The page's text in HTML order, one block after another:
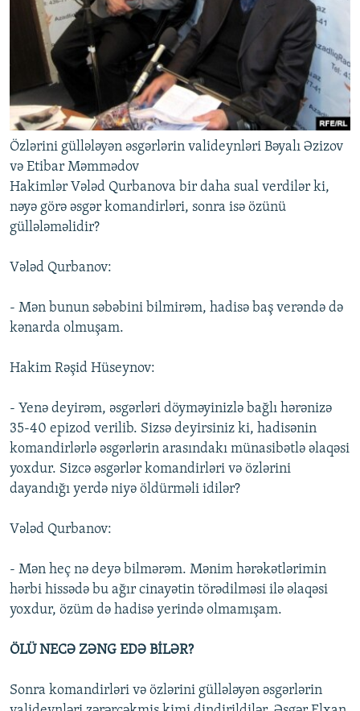
Özlərini güllələyən əsgərlərin valideynləri Bəyalı Əzizov
və Etibar Məmmədov
Hakimlər Vələd Qurbanova bir daha sual verdilər ki,
nəyə görə əsgər komandirləri, sonra isə özünü
güllələməlidir?
Vələd Qurbanov:
- Mən bunun səbəbini bilmirəm, hadisə baş verəndə də
kənarda olmuşam.
Hakim Rəşid Hüseynov:
- Yenə deyirəm, əsgərləri döyməyinizlə bağlı hərənizə
35-40 epizod verilib. Sizsə deyirsiniz ki, hadisənin
komandirlərlə əsgərlərin arasındakı münasibətlə əlaqəsi
yoxdur. Sizcə əsgərlər komandirləri və özlərini
dayandığı yerdə niyə öldürməli idilər?
Vələd Qurbanov:
- Mən heç nə deyə bilmərəm. Mənim hərəkətlərimin
hərbi hissədə bu ağır cinayətin törədilməsi ilə əlaqəsi
yoxdur, özüm də hadisə yerində olmamışam.
ÖLÜ NECƏ ZƏNG EDƏ BİLƏR?
Sonra komandirləri və özlərini güllələyən əsgərlərin